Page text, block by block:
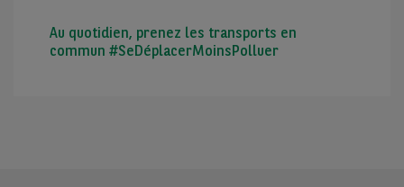
Au quotidien, prenez les transports en
commun #SeDéplacerMoinsPolluer